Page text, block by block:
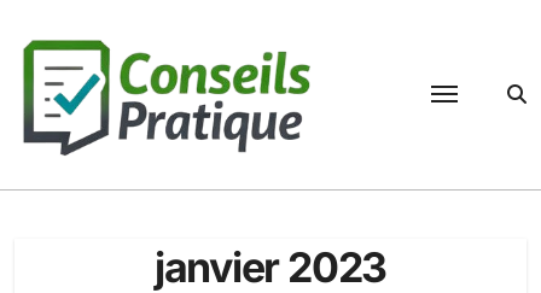
contenu
janvier 2023